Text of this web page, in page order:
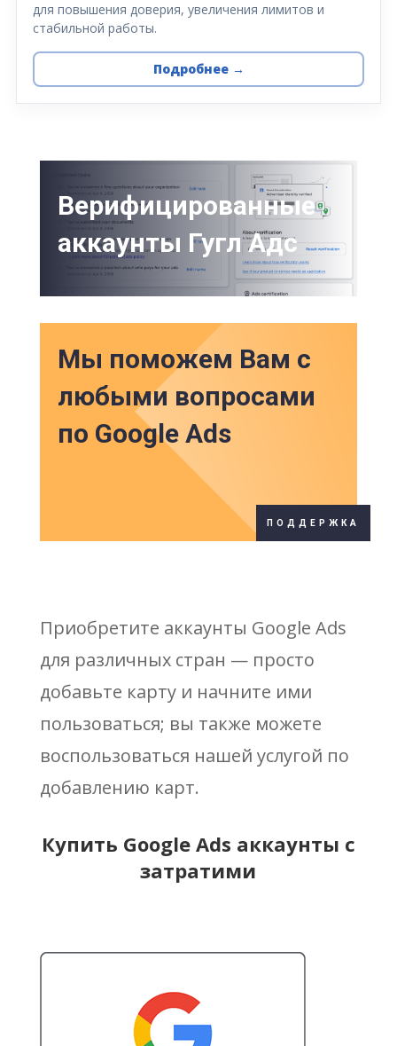
для повышения доверия, увеличения лимитов и
стабильной работы.
Подробнее →
Верифицированные
аккаунты Гугл Адс
Мы поможем Вам с
любыми вопросами
по Google Ads
ПОДДЕРЖКА
Приобретите аккаунты Google Ads
для различных стран — просто
добавьте карту и начните ими
пользоваться; вы также можете
воспользоваться нашей услугой по
добавлению карт.
Купить Google Ads аккаунты с
затратими